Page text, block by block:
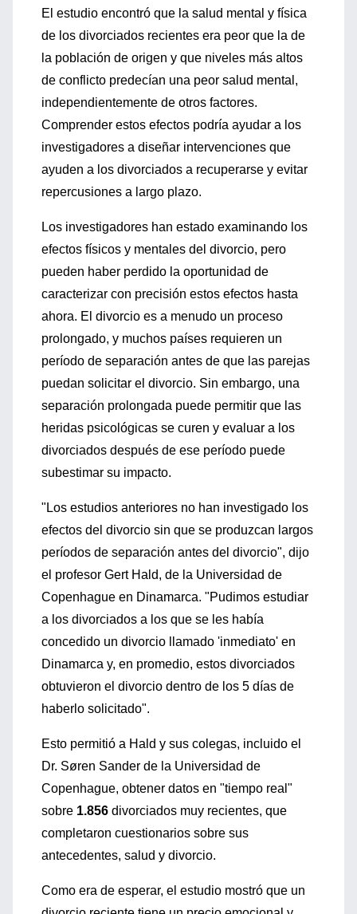
El estudio encontró que la salud mental y física
de los divorciados recientes era peor que la de
la población de origen y que niveles más altos
de conflicto predecían una peor salud mental,
independientemente de otros factores.
Comprender estos efectos podría ayudar a los
investigadores a diseñar intervenciones que
ayuden a los divorciados a recuperarse y evitar
repercusiones a largo plazo.
Los investigadores han estado examinando los
efectos físicos y mentales del divorcio, pero
pueden haber perdido la oportunidad de
caracterizar con precisión estos efectos hasta
ahora. El divorcio es a menudo un proceso
prolongado, y muchos países requieren un
período de separación antes de que las parejas
puedan solicitar el divorcio. Sin embargo, una
separación prolongada puede permitir que las
heridas psicológicas se curen y evaluar a los
divorciados después de ese período puede
subestimar su impacto.
"Los estudios anteriores no han investigado los
efectos del divorcio sin que se produzcan largos
períodos de separación antes del divorcio", dijo
el profesor Gert Hald, de la Universidad de
Copenhague en Dinamarca. "Pudimos estudiar
a los divorciados a los que se les había
concedido un divorcio llamado 'inmediato' en
Dinamarca y, en promedio, estos divorciados
obtuvieron el divorcio dentro de los 5 días de
haberlo solicitado".
Esto permitió a Hald y sus colegas, incluido el
Dr. Søren Sander de la Universidad de
Copenhague, obtener datos en "tiempo real"
sobre 1.856 divorciados muy recientes, que
completaron cuestionarios sobre sus
antecedentes, salud y divorcio.
Como era de esperar, el estudio mostró que un